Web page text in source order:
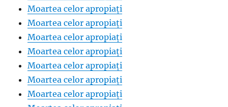
Moartea celor apropiați
Moartea celor apropiați
Moartea celor apropiați
Moartea celor apropiați
Moartea celor apropiați
Moartea celor apropiați
Moartea celor apropiați